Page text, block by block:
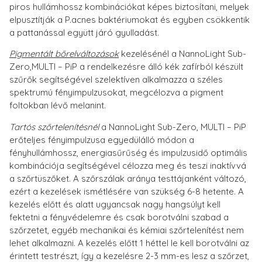
piros hullámhossz kombinációkat képes biztosítani, melyek
elpusztítják a P.acnes baktériumokat és egyben csökkentik
a pattanással együtt járó gyulladást.
Pigmentált bőrelváltozások kezelésénél a NannoLight Sub-
Zero,MULTI – PiP a rendelkezésre álló kék zafírból készült
szűrők segítségével szelektíven alkalmazza a széles
spektrumú fényimpulzusokat, megcélozva a pigment
foltokban lévő melanint.
Tartós szőrtelenítésnéla NannoLight Sub-Zero, MULTI – PiP
erőteljes fényimpulzusa egyedülálló módon a
fényhullámhossz, energiasűrűség és impulzusidő optimális
kombinációja segítségével célozza meg és teszi inaktívvá
a szőrtüszőket. A szőrszálak aránya testtájanként változó,
ezért a kezelések ismétlésére van szükség 6-8 hetente. A
kezelés előtt és alatt ugyancsak nagy hangsúlyt kell
fektetni a fényvédelemre és csak borotválni szabad a
szőrzetet, egyéb mechanikai és kémiai szőrtelenítést nem
lehet alkalmazni. A kezelés előtt 1 héttel le kell borotválni az
érintett testrészt, így a kezelésre 2-3 mm-es lesz a szőrzet,